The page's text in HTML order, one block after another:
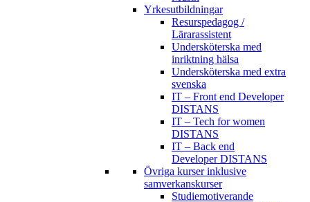
Yrkesutbildningar
Resurspedagog /
Lärarassistent
Undersköterska med
inriktning hälsa
Undersköterska med extra
svenska
IT – Front end Developer
DISTANS
IT – Tech for women
DISTANS
IT – Back end
Developer DISTANS
Övriga kurser inklusive
samverkanskurser
Studiemotiverande